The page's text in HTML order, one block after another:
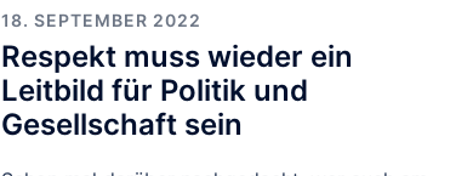
18. SEPTEMBER 2022
Respekt muss wieder ein
Leitbild für Politik und
Gesellschaft sein